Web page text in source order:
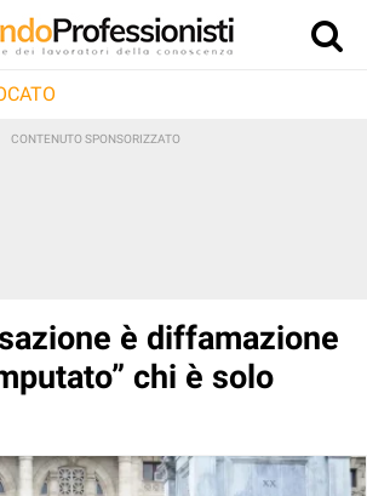
è diffamazione
chi è solo